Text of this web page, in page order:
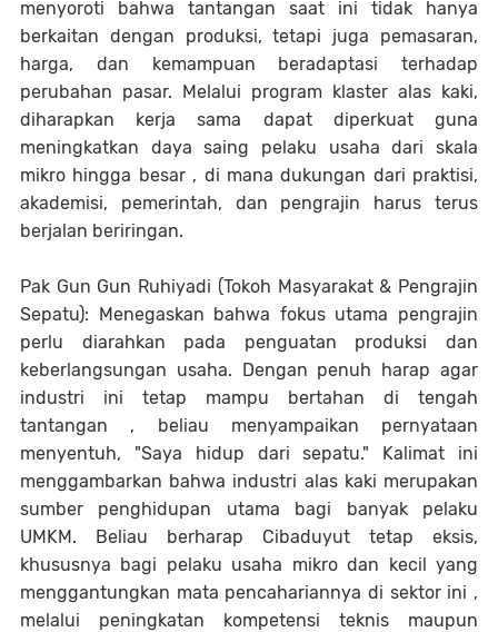
menyoroti bahwa tantangan saat ini tidak hanya
berkaitan dengan produksi, tetapi juga pemasaran,
harga, dan kemampuan beradaptasi terhadap
perubahan pasar. Melalui program klaster alas kaki,
diharapkan kerja sama dapat diperkuat guna
meningkatkan daya saing pelaku usaha dari skala
mikro hingga besar , di mana dukungan dari praktisi,
akademisi, pemerintah, dan pengrajin harus terus
berjalan beriringan.
Pak Gun Gun Ruhiyadi (Tokoh Masyarakat & Pengrajin
Sepatu): Menegaskan bahwa fokus utama pengrajin
perlu diarahkan pada penguatan produksi dan
keberlangsungan usaha. Dengan penuh harap agar
industri ini tetap mampu bertahan di tengah
tantangan , beliau menyampaikan pernyataan
menyentuh, "Saya hidup dari sepatu." Kalimat ini
menggambarkan bahwa industri alas kaki merupakan
sumber penghidupan utama bagi banyak pelaku
UMKM. Beliau berharap Cibaduyut tetap eksis,
khususnya bagi pelaku usaha mikro dan kecil yang
menggantungkan mata pencahariannya di sektor ini ,
melalui peningkatan kompetensi teknis maupun